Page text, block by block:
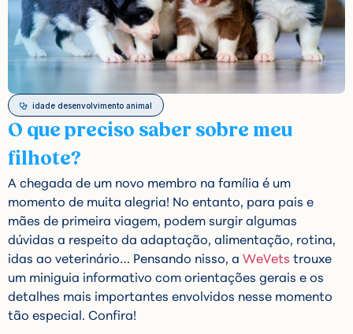
idade desenvolvimento animal
O que preciso saber sobre meu
filhote?
A chegada de um novo membro na família é um
momento de muita alegria! No entanto, para pais e
mães de primeira viagem, podem surgir algumas
dúvidas a respeito da adaptação, alimentação, rotina,
idas ao veterinário… Pensando nisso, a WeVets trouxe
um miniguia informativo com orientações gerais e os
detalhes mais importantes envolvidos nesse momento
tão especial. Confira!